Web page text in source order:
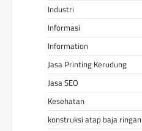
Industri
Informasi
Information
Jasa Printing Kerudung
Jasa SEO
Kesehatan
konstruksi atap baja ringan